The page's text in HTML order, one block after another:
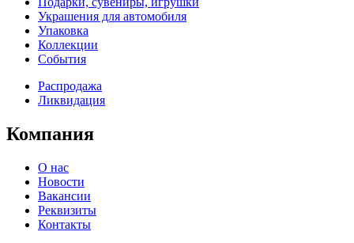
Украшения для автомобиля
Упаковка
Коллекции
События
Распродажа
Ликвидация
Компания
О нас
Новости
Вакансии
Реквизиты
Контакты